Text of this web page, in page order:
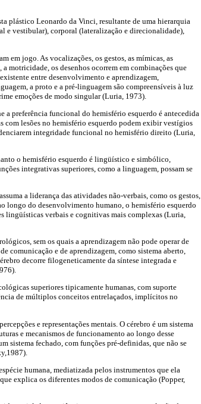
plástico Leonardo da Vinci, resultante de uma hierarquia
e vestibular), corporal (lateralização e direcionalidade),
em jogo. As vocalizações, os gestos, as mímicas, as
motricidade, os desenhos ocorrem em combinações que
entre desenvolvimento e aprendizagem,
a proto e a pré-linguagem são compreensíveis à luz
emoções de modo singular (Luria, 1973).
preferência funcional do hemisfério esquerdo é antecedida
com lesões no hemisfério esquerdo podem exibir vestígios
integridade funcional no hemisfério direito (Luria,
o hemisfério esquerdo é lingüístico e simbólico,
integrativas superiores, como a linguagem, possam se
a liderança das atividades não-verbais, como os gestos,
longo do desenvolvimento humano, o hemisfério esquerdo
lingüísticas verbais e cognitivas mais complexas (Luria,
sem os quais a aprendizagem não pode operar de
comunicação e de aprendizagem, como sistema aberto,
decorre filogeneticamente da síntese integrada e
superiores tipicamente humanas, com suporte
de múltiplos conceitos entrelaçados, implícitos no
e representações mentais. O cérebro é um sistema
e mecanismos de funcionamento ao longo desse
sistema fechado, com funções pré-definidas, que não se
humana, mediatizada pelos instrumentos que ela
explica os diferentes modos de comunicação (Popper,